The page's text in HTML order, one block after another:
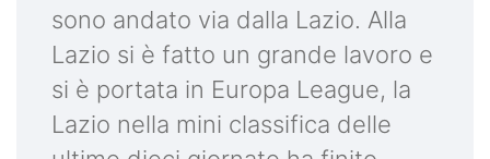
sono andato via dalla Lazio. Alla
Lazio si è fatto un grande lavoro e
si è portata in Europa League, la
Lazio nella mini classifica delle